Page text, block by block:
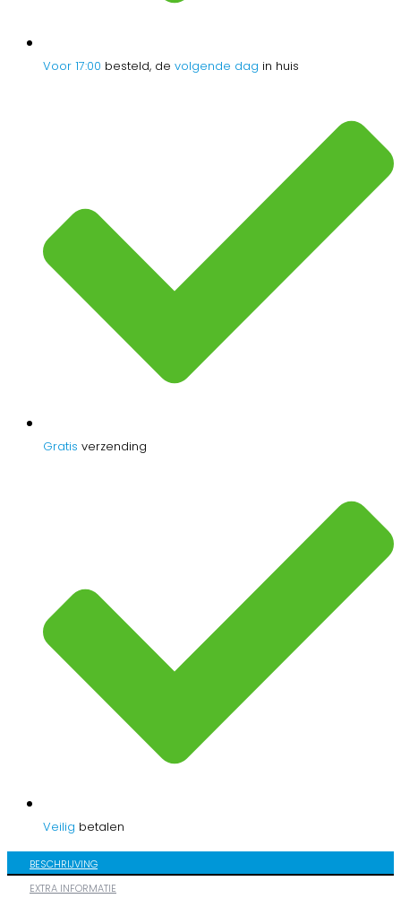
Voor 17:00 besteld, de volgende dag in huis
Gratis verzending
Veilig betalen
BESCHRIJVING
EXTRA INFORMATIE